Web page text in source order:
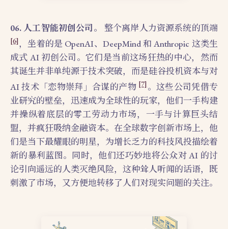
06. 人工智能初创公司。 整个离岸人力资源系统的顶端
[6]，坐着的是 OpenAI、DeepMind 和 Anthropic 这类生
成式 AI 初创公司。它们是当前这场狂热的中心，然而
其诞生并非单纯源于技术突破，而是硅谷投机资本与对
AI 技术「恋物崇拜」合谋的产物 [7]。这些公司凭借专
业研究的壁垒，迅速成为全球性的玩家，他们一手构建
并操纵着底层的零工劳动力市场，一手与计算巨头结
盟，并疯狂吸纳金融资本。在全球数字创新市场上，他
们是当下最耀眼的明星，为增长乏力的科技风投描绘着
新的暴利蓝图。同时，他们还巧妙地将公众对 AI 的讨
论引向遥远的人类灭绝风险，这种耸人听闻的话语，既
刺激了市场，又方便地转移了人们对现实问题的关注。